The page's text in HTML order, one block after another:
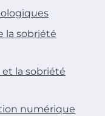
la sobriété
la sobriété
numérique